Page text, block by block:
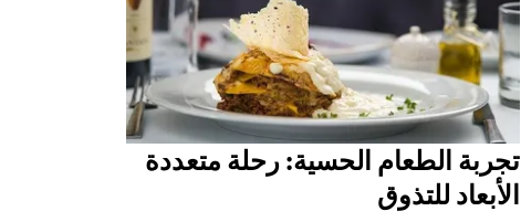
تجربة الطعام الحسية: رحلة متعددة
الأبعاد للتذوق